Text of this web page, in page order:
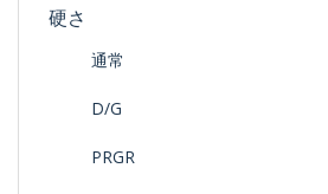
硬さ
通常
D/G
PRGR